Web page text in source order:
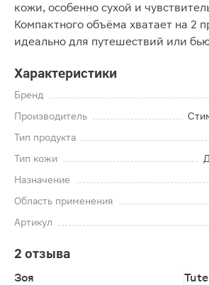
кожи, особенно сухой и
Компактного объёма хватает на 2
идеально для путешествий или
Характеристики
Бренд
Производитель
Тип продукта
Тип кожи
Назначение
Область применения
Артикул
2 отзыва
Зоя